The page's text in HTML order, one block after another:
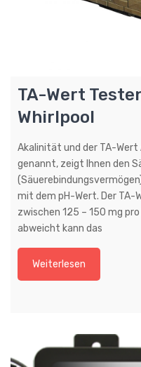
TA-Wert
Whirlpool
Akalinität und der TA-
genannt, zeigt Ihnen den
mit dem pH-Wert. Der TA-
zwischen 125 – 150 mg
abweicht kann das
Weiterlesen